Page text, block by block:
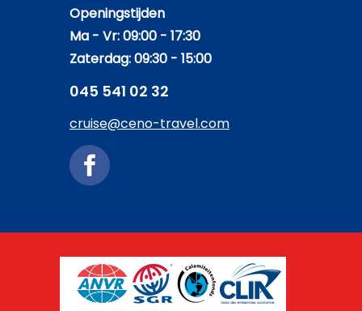
Openingstijden
Ma - Vr: 09:00 - 17:30
Zaterdag: 09:30 - 15:00
045 541 02 32
cruise@ceno-travel.com